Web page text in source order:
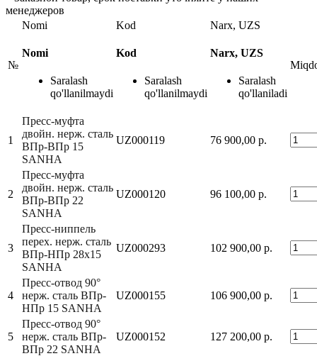
менеджеров
№
Nomi
Nomi
Saralash
qo'llanilmaydi
Kod
Kod
Saralash
qo'llanilmaydi
Narx, UZS
Narx, UZS
Saralash
qo'llaniladi
1
Пресс-муфта
двойн. нерж. сталь
ВПр-ВПр 15
SANHA
UZ000119 76 900,00 р.
2
Пресс-муфта
двойн. нерж. сталь
ВПр-ВПр 22
SANHA
UZ000120 96 100,00 р.
3
Пресс-ниппель
перех. нерж. сталь
ВПр-НПр 28x15
SANHA
UZ000293 102 900,00 р.
4
Пресс-отвод 90°
нерж. сталь ВПр-
НПр 15 SANHA
UZ000155 106 900,00 р.
5
Пресс-отвод 90°
нерж. сталь ВПр-
ВПр 22 SANHA
UZ000152 127 200,00 р.